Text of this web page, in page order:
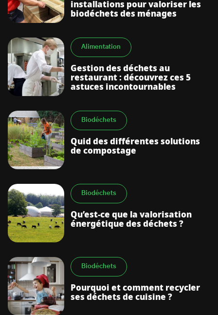
installations pour valoriser les
biodéchets des ménages
Alimentation
Gestion des déchets au
restaurant : découvrez ces 5
astuces incontournables
Biodéchets
Quid des différentes solutions
de compostage
Biodéchets
Qu’est-ce que la valorisation
énergétique des déchets ?
Biodéchets
Pourquoi et comment recycler
ses déchets de cuisine ?